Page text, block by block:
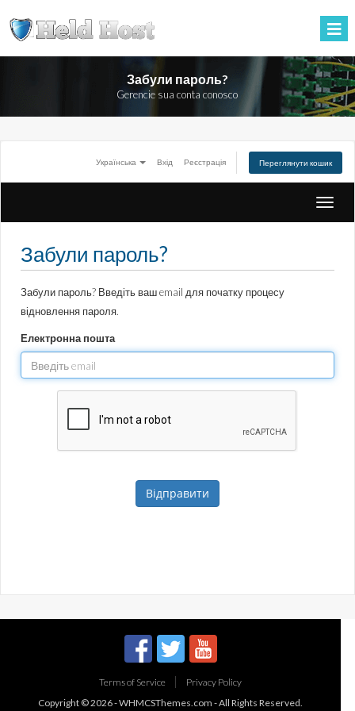
Забули пароль?
Gerencie sua conta conosco
Українська Вхід Реєстрація Переглянути кошик
Toggle
Забули пароль?
Забули пароль? Введіть ваш email для початку процесу
відновлення пароля.
Електронна пошта
Відправити
Terms of Service
Privacy Policy
Copyright © 2026 -WHMCSThemes.com - All Rights Reserved.